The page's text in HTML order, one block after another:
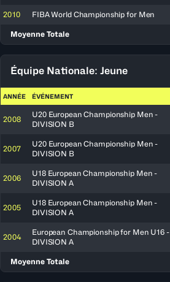
2010 FIBA World Championship for Men
Moyenne Totale
Équipe Nationale: Jeune
ANNÉE ÉVÉNEMENT
2008
U20 European Championship Men -
DIVISION B
2007
U20 European Championship Men -
DIVISION B
2006
U18 European Championship Men -
DIVISION A
2005
U18 European Championship Men -
DIVISION A
2004
European Championship for Men U16 -
DIVISION A
Moyenne Totale